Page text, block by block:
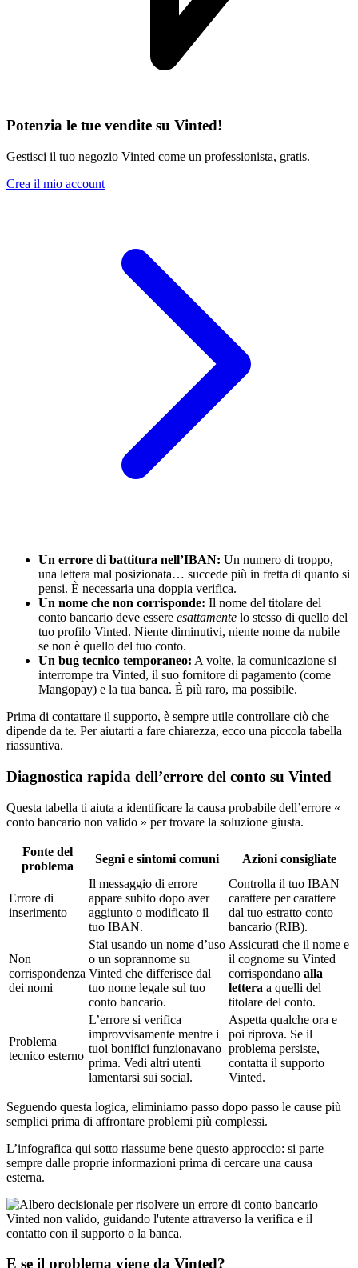
Potenzia le tue vendite su Vinted!
Gestisci il tuo negozio Vinted come un professionista, gratis.
Crea il mio account
Un errore di battitura nell’IBAN: Un numero di troppo,
una lettera mal posizionata… succede più in fretta di quanto si
pensi. È necessaria una doppia verifica.
Un nome che non corrisponde: Il nome del titolare del
conto bancario deve essere esattamente lo stesso di quello del
tuo profilo Vinted. Niente diminutivi, niente nome da nubile
se non è quello del tuo conto.
Un bug tecnico temporaneo: A volte, la comunicazione si
interrompe tra Vinted, il suo fornitore di pagamento (come
Mangopay) e la tua banca. È più raro, ma possibile.
Prima di contattare il supporto, è sempre utile controllare ciò che
dipende da te. Per aiutarti a fare chiarezza, ecco una piccola tabella
riassuntiva.
Diagnostica rapida dell’errore del conto su Vinted
Questa tabella ti aiuta a identificare la causa probabile dell’errore «
conto bancario non valido » per trovare la soluzione giusta.
Fonte del
problema
Segni e sintomi comuni Azioni consigliate
Errore di
inserimento
Il messaggio di errore
appare subito dopo aver
aggiunto o modificato il
tuo IBAN.
Controlla il tuo IBAN
carattere per carattere
dal tuo estratto conto
bancario (RIB).
Non
corrispondenza
dei nomi
Stai usando un nome d’uso
o un soprannome su
Vinted che differisce dal
tuo nome legale sul tuo
conto bancario.
Assicurati che il nome e
il cognome su Vinted
corrispondano alla
lettera a quelli del
titolare del conto.
Problema
tecnico esterno
L’errore si verifica
improvvisamente mentre i
tuoi bonifici funzionavano
prima. Vedi altri utenti
lamentarsi sui social.
Aspetta qualche ora e
poi riprova. Se il
problema persiste,
contatta il supporto
Vinted.
Seguendo questa logica, eliminiamo passo dopo passo le cause più
semplici prima di affrontare problemi più complessi.
L’infografica qui sotto riassume bene questo approccio: si parte
sempre dalle proprie informazioni prima di cercare una causa
esterna.
E se il problema viene da Vinted?